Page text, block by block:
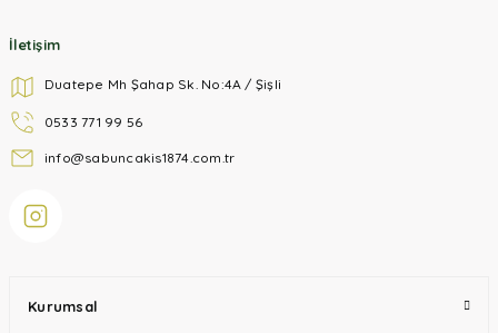
İletişim
Duatepe Mh Şahap Sk. No:4A / Şişli
0533 771 99 56
info@sabuncakis1874.com.tr
Kurumsal